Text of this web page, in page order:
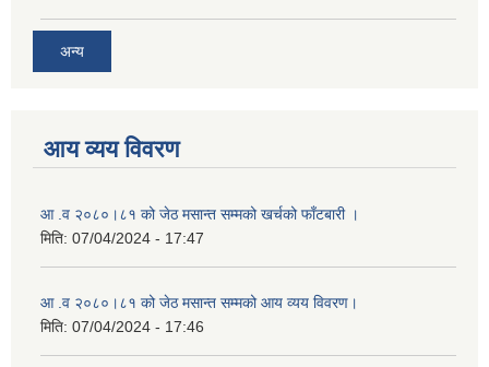
अन्य
आय व्यय विवरण
आ .व २०८०।८१ को जेठ मसान्त सम्मको खर्चको फाँटबारी ।
मिति: 07/04/2024 - 17:47
आ .व २०८०।८१ को जेठ मसान्त सम्मको आय व्यय विवरण।
मिति: 07/04/2024 - 17:46